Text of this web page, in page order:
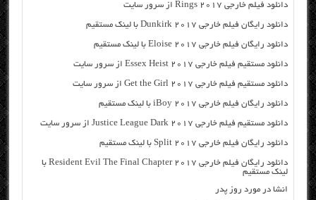
دانلود فیلم خارجی Rings 2017 از سرور سایت
دانلود رایگان فیلم خارجی Dunkirk 2017 با لینک مستقیم
دانلود رایگان فیلم خارجی Eloise 2017 با لینک مستقیم
دانلود مستقیم فیلم خارجی Essex Heist 2017 از سرور سایت
دانلود مستقیم فیلم خارجی Get the Girl 2017 از سرور سایت
دانلود رایگان فیلم خارجی iBoy 2017 با لینک مستقیم
دانلود مستقیم فیلم خارجی Justice League Dark 2017 از سرور سایت
دانلود رایگان فیلم خارجی Split 2017 با لینک مستقیم
دانلود رایگان فیلم خارجی Resident Evil The Final Chapter 2017 با
لینک مستقیم
انشا در مورد روز پدر